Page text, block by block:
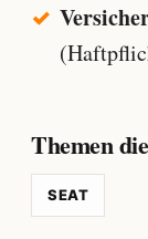
Themen
SEAT